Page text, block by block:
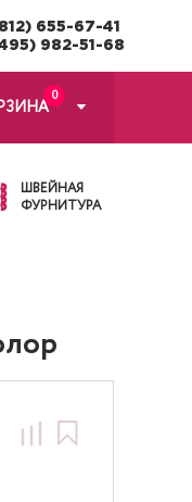
655-67-41
982-51-68
0
ШВЕЙНАЯ
ФУРНИТУРА